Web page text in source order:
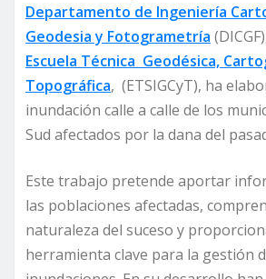
Departamento de Ingeniería
Geodesia y Fotogrametría
Escuela Técnica Geodésica,
Topográfica, (ETSIGCyT), ha
inundación calle a calle de los
Sud afectados por la dana del
Este trabajo pretende aportar
las poblaciones afectadas,
naturaleza del suceso y
herramienta clave para la gestión